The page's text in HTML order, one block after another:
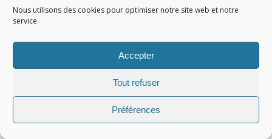
Nous utilisons des cookies pour optimiser notre site web et notre
service.
Accepter
Tout refuser
Préférences